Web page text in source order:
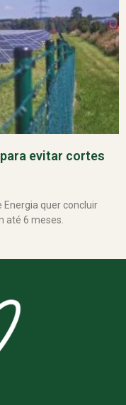
evitar cortes
Energia quer concluir
até 6 meses.